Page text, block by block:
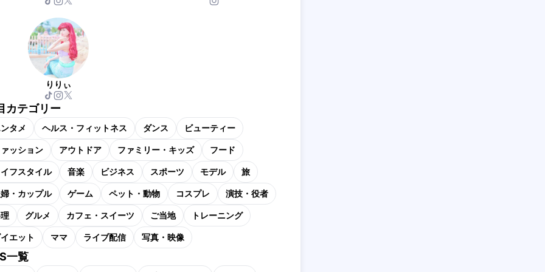
りりぃ
カテゴリー
タメ ヘルス・フィットネス ダンス ビューティー
ッション アウトドア ファミリー・キッズ フード
フスタイル 音楽 ビジネス スポーツ モデル 旅
・カップル ゲーム ペット・動物 コスプレ 演技・役者
グルメ カフェ・スイーツ ご当地 トレーニング
エット ママ ライブ配信 写真・映像
一覧